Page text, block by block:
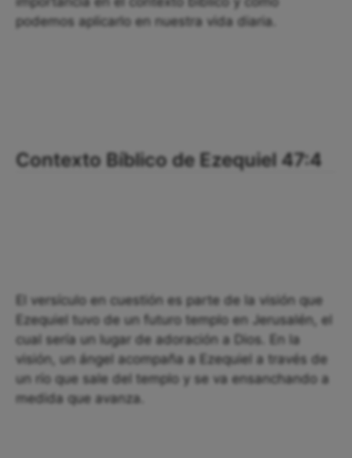
podemos aplicarlo en nuestra vida diaria.
Contexto Bíblico de Ezequiel 47:4
El versículo en cuestión es parte de la visión que
Ezequiel tuvo de un futuro templo en Jerusalén, el
cual sería un lugar de adoración a Dios. En la
visión, un ángel acompaña a Ezequiel a través de
un río que sale del templo y se va ensanchando a
medida que avanza.